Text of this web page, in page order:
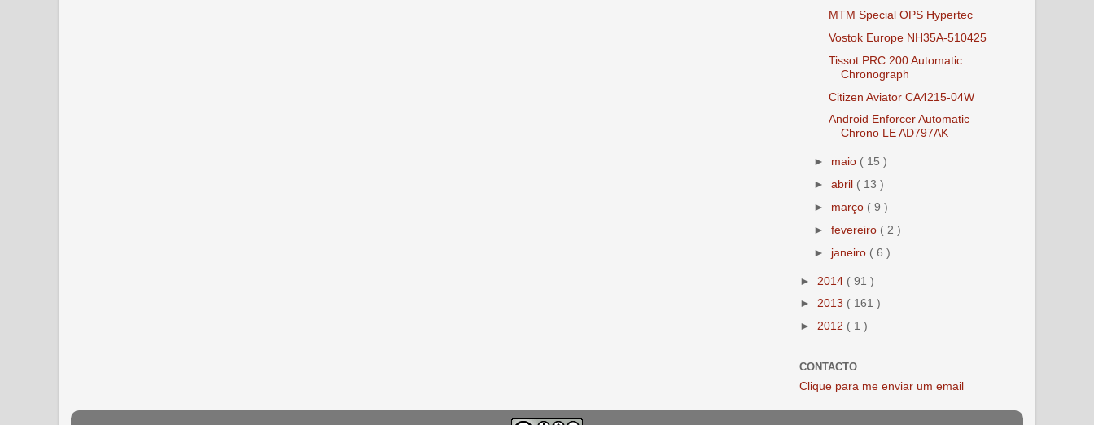
MTM Special OPS Hypertec
Vostok Europe NH35A-510425
Tissot PRC 200 Automatic
Chronograph
Citizen Aviator CA4215-04W
Android Enforcer Automatic
Chrono LE AD797AK
► maio ( 15 )
►abril ( 13 )
► março ( 9 )
►fevereiro ( 2 )
► janeiro ( 6 )
► 2014 ( 91 )
► 2013 ( 161 )
► 2012 ( 1 )
CONTACTO
Clique para me enviar um email